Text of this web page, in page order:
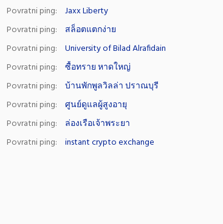
Povratni ping:
Jaxx Liberty
Povratni ping:
สล็อตแตกง่าย
Povratni ping:
University of Bilad Alrafidain
Povratni ping:
ซื้อทราย หาดใหญ่
Povratni ping:
บ้านพักพูลวิลล่า ปราณบุรี
Povratni ping:
ศูนย์ดูแลผู้สูงอายุ
Povratni ping:
ล่องเรือเจ้าพระยา
Povratni ping:
instant crypto exchange